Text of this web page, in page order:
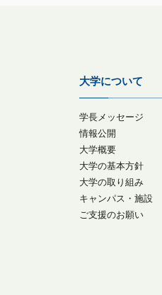
大学について
学長メッセージ
情報公開
大学概要
大学の基本方針
大学の取り組み
キャンパス・施設
ご支援のお願い